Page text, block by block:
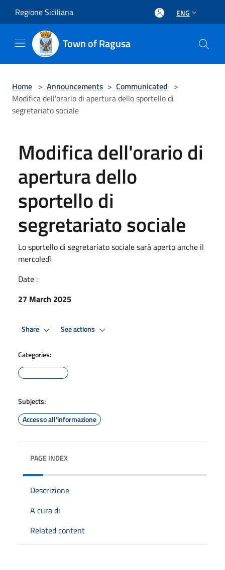
Regione Siciliana ENG
Town of Ragusa
Home > Announcements > Communicated >
Modifica dell'orario di apertura dello sportello di
segretariato sociale
Modifica dell'orario di
apertura dello
sportello di
segretariato sociale
Lo sportello di segretariato sociale sarà aperto anche il
mercoledì
Date :
27 March 2025
Share See actions
Categories:
Subjects:
Accesso all'informazione
PAGE INDEX
Descrizione
A cura di
Related content